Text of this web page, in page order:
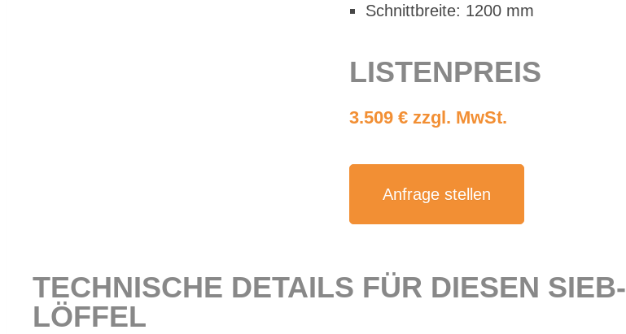
Schnitt­brei­te: 1200 mm
LIS­TEN­PREIS
3.509 € zzgl. MwSt.
An­fra­ge stel­len
TECH­NI­SCHE DE­TAILS FÜR DIE­SEN SIEB­
LÖF­FEL